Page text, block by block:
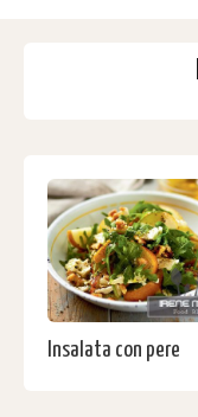
Insalata con pere